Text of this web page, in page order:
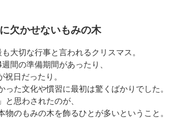
欠かせないもみの木
大切な行事と言われるクリスマス。
間の準備期間があったり、
日だったり。
った文化や慣習に最初は驚くばかりでした。
と思わされたのが、
物のもみの木を飾るひとが多いということ。